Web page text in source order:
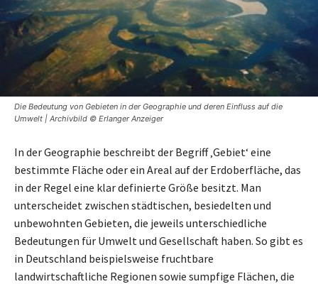
Die Bedeutung von Gebieten in der Geographie und deren Einfluss auf die
Umwelt | Archivbild © Erlanger Anzeiger
In der Geographie beschreibt der Begriff ‚Gebiet‘ eine
bestimmte Fläche oder ein Areal auf der Erdoberfläche, das
in der Regel eine klar definierte Größe besitzt. Man
unterscheidet zwischen städtischen, besiedelten und
unbewohnten Gebieten, die jeweils unterschiedliche
Bedeutungen für Umwelt und Gesellschaft haben. So gibt es
in Deutschland beispielsweise fruchtbare
landwirtschaftliche Regionen sowie sumpfige Flächen, die